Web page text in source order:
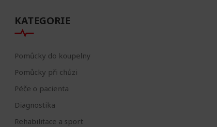
KATEGORIE
Pomůcky do koupelny
Pomůcky při chůzi
Péče o pacienta
Diagnostika
Rehabilitace a sport